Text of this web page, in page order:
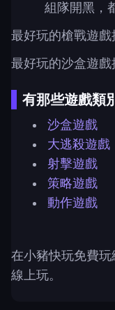
組隊開黑，
最好玩的槍戰遊戲
最好玩的沙盒遊戲
有那些遊戲類
沙盒遊戲
大逃殺遊戲
射擊遊戲
策略遊戲
動作遊戲
在小豬快玩免費
線上玩。